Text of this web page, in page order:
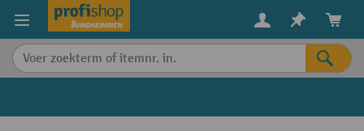
content